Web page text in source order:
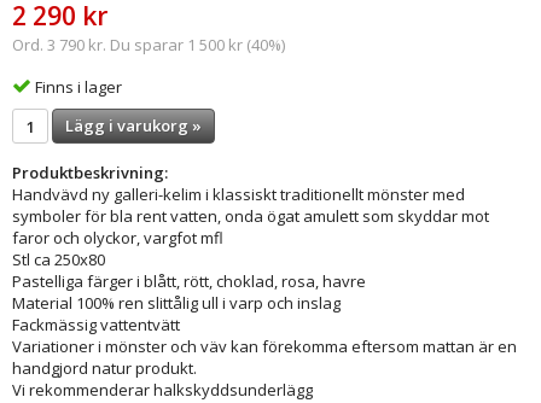
2 290 kr
Ord. 3 790 kr. Du sparar 1 500 kr (40%)
Finns i lager
Lägg i varukorg »
Produktbeskrivning:
Handvävd ny galleri-kelim i klassiskt traditionellt mönster med
symboler för bla rent vatten, onda ögat amulett som skyddar mot
faror och olyckor, vargfot mfl
Stl ca 250x80
Pastelliga färger i blått, rött, choklad, rosa, havre
Material 100% ren slittålig ull i varp och inslag
Fackmässig vattentvätt
Variationer i mönster och väv kan förekomma eftersom mattan är en
handgjord natur produkt.
Vi rekommenderar halkskyddsunderlägg